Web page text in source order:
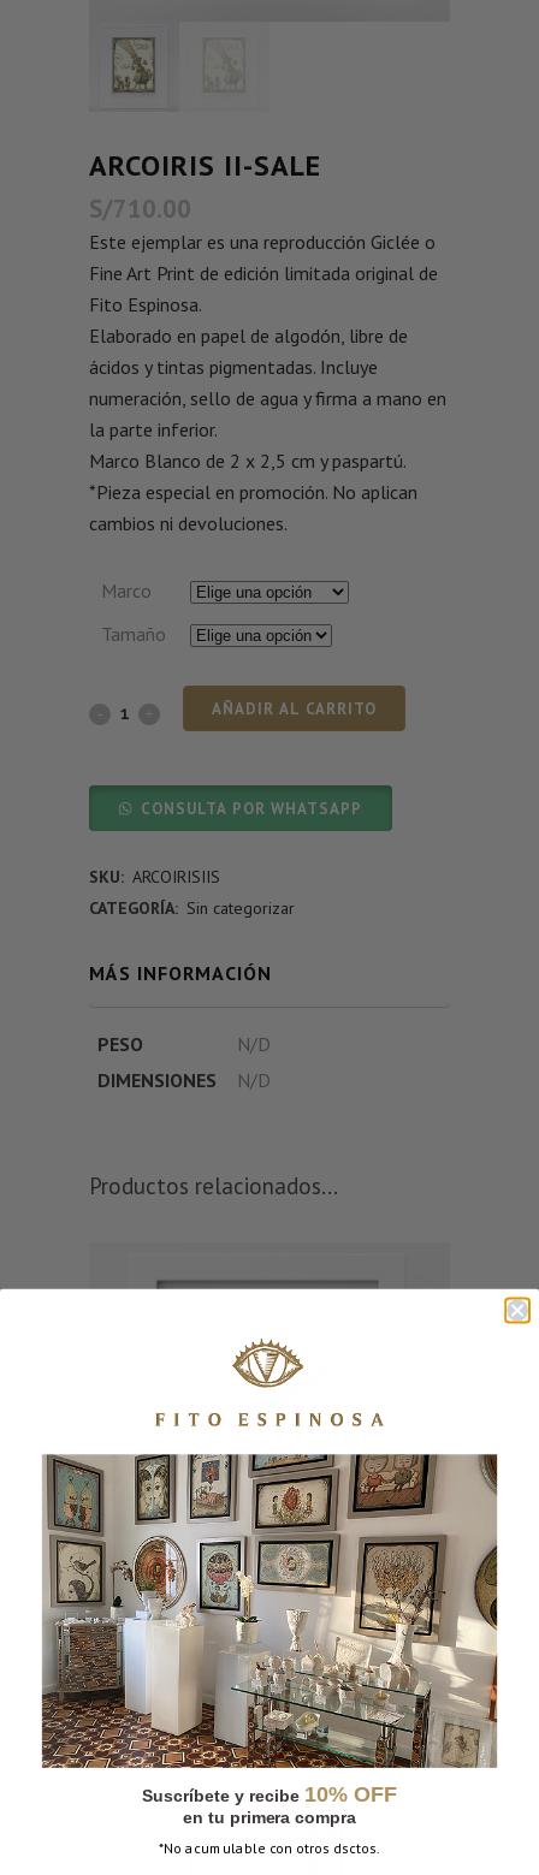
ARCOIRIS II-SALE
S/710.00
Este ejemplar es una reproducción Giclée o
Fine Art Print de edición limitada original de
Fito Espinosa.
Elaborado en papel de algodón, libre de
ácidos y tintas pigmentadas. Incluye
numeración, sello de agua y firma a mano en
la parte inferior.
Marco Blanco de 2 x 2,5 cm y paspartú.
*Pieza especial en promoción. No aplican
cambios ni devoluciones.
Marco
Tamaño
AÑADIR AL CARRITO
CONSULTA POR WHATSAPP
SKU: ARCOIRISIIS
CATEGORÍA: Sin categorizar
MÁS INFORMACIÓN
PESO
N/D
DIMENSIONES
N/D
Productos relacionados...
EXTENSIÓN – SALE
Suscríbete y recibe 10% OFF
en tu primera compra
*No acumulable con otros dsctos.